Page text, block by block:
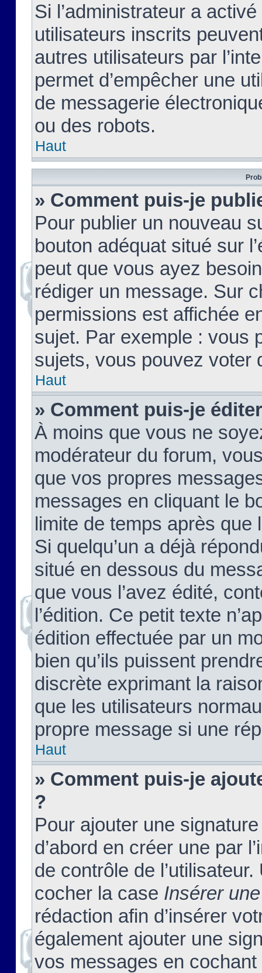
Si l’administrateur a
utilisateurs inscrits
autres utilisateurs par
permet d’empêcher une
de messagerie
ou des robots.
Haut
» Comment puis-je
Pour publier un nouveau
bouton adéquat situé sur
peut que vous ayez
rédiger un message. Sur
permissions est affichée
sujet. Par exemple : vous
sujets, vous pouvez voter
Haut
» Comment puis-je
À moins que vous ne
modérateur du forum,
que vos propres
messages en cliquant le
limite de temps après que
Si quelqu’un a déjà
situé en dessous du
que vous l’avez édité,
l’édition. Ce petit texte
édition effectuée par un
bien qu’ils puissent
discrète exprimant la
que les utilisateurs
propre message si une
Haut
» Comment puis-je
?
Pour ajouter une
d’abord en créer une par
de contrôle de
cocher la case Insérer
rédaction afin d’insérer
également ajouter une
vos messages en